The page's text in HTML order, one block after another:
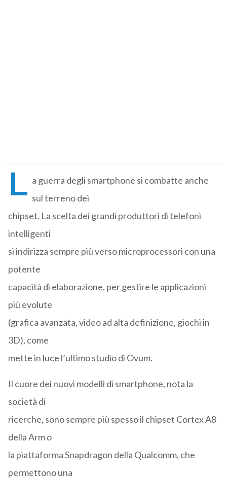
L a guerra degli smartphone si combatte anche
sul terreno dei
chipset. La scelta dei grandi produttori di telefoni
intelligenti
si indirizza sempre più verso microprocessori con una
potente
capacità di elaborazione, per gestire le applicazioni
più evolute
(grafica avanzata, video ad alta definizione, giochi in
3D), come
mette in luce l’ultimo studio di Ovum.
Il cuore dei nuovi modelli di smartphone, nota la
società di
ricerche, sono sempre più spesso il chipset Cortex A8
della Arm o
la piattaforma Snapdragon della Qualcomm, che
permettono una